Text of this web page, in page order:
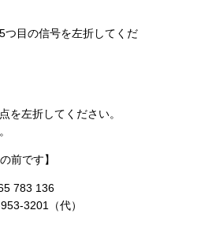
つ目の信号を左折してくだ
を左折してください。
前です】
783 136
3201（代）